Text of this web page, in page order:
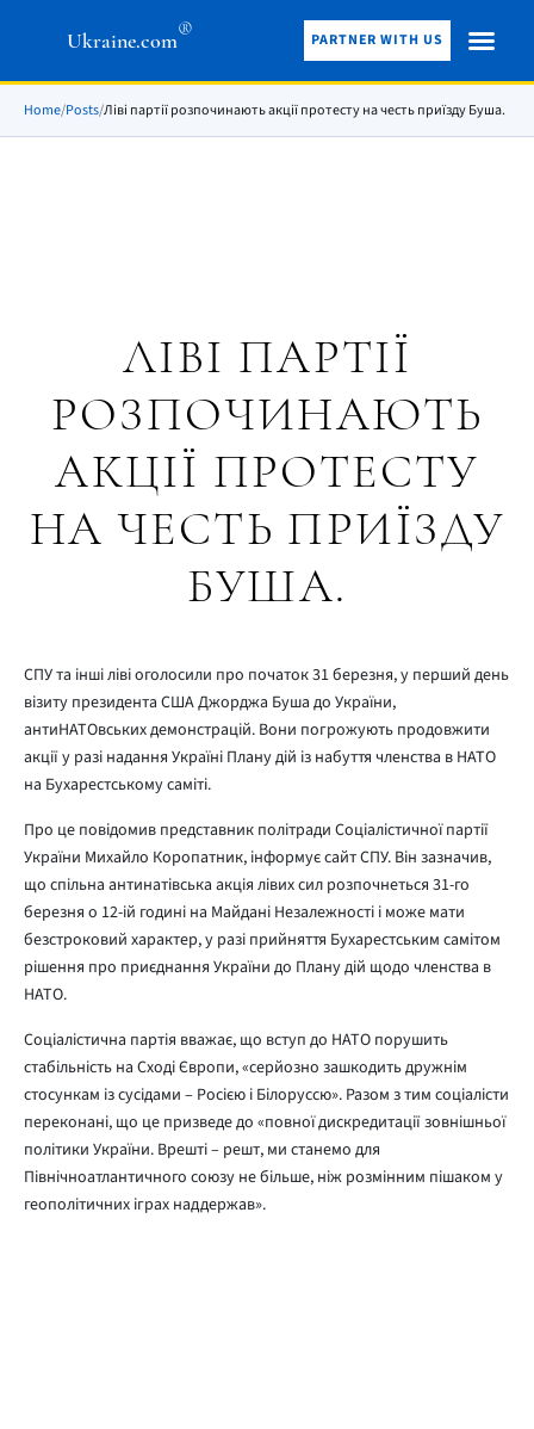
Ukraine.com® PARTNER WITH US
Home/Posts/Ліві партії розпочинають акції протесту на честь приїзду Буша.
ЛІВІ ПАРТІЇ
РОЗПОЧИНАЮТЬ
АКЦІЇ ПРОТЕСТУ
НА ЧЕСТЬ ПРИЇЗДУ
БУША.
СПУ та інші ліві оголосили про початок 31 березня, у перший день
візиту президента США Джорджа Буша до України,
антиНАТОвських демонстрацій. Вони погрожують продовжити
акції у разі надання Україні Плану дій із набуття членства в НАТО
на Бухарестському саміті.
Про це повідомив представник політради Соціалістичної партії
України Михайло Коропатник, інформує сайт СПУ. Він зазначив,
що спільна антинатівська акція лівих сил розпочнеться 31-го
березня о 12-ій годині на Майдані Незалежності і може мати
безстроковий характер, у разі прийняття Бухарестським самітом
рішення про приєднання України до Плану дій щодо членства в
НАТО.
Соціалістична партія вважає, що вступ до НАТО порушить
стабільність на Сході Європи, «серйозно зашкодить дружнім
стосункам із сусідами – Росією і Білоруссю». Разом з тим соціалісти
переконані, що це призведе до «повної дискредитації зовнішньої
політики України. Врешті – решт, ми станемо для
Північноатлантичного союзу не більше, ніж розмінним пішаком у
геополітичних іграх наддержав».